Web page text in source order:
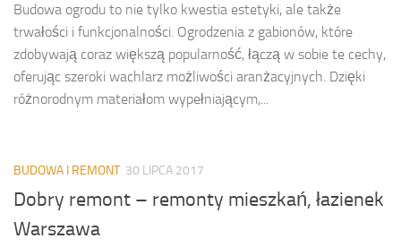
Budowa ogrodu to nie tylko kwestia estetyki, ale także
trwałości i funkcjonalności. Ogrodzenia z gabionów, które
zdobywają coraz większą popularność, łączą w sobie te cechy,
oferując szeroki wachlarz możliwości aranżacyjnych. Dzięki
różnorodnym materiałom wypełniającym,...
BUDOWA I REMONT 30 LIPCA 2017
Dobry remont – remonty mieszkań, łazienek
Warszawa